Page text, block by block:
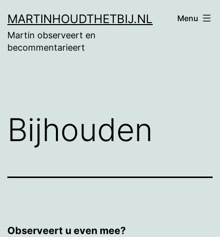
naar
de
MARTINHOUDTHETBIJ.NL
Martin observeert en
becommentarieert
Menu
Bijhouden
Observeert u even mee?